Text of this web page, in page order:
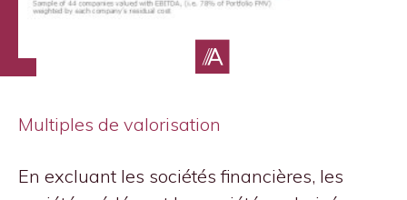
Multiples de valorisation
En excluant les sociétés financières, les